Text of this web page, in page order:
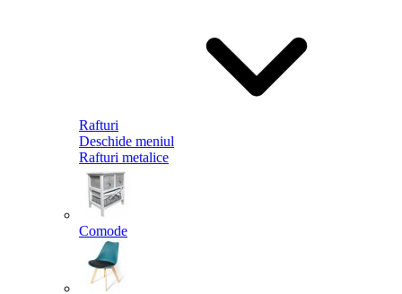
Rafturi
Deschide meniul
Rafturi metalice
Comode